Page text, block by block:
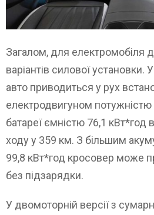
Загалом, для електромобіля
варіантів силової установки.
авто приводиться у рух
електродвигуном потужністю
батареї ємністю 76,1 кВт*год
ходу у 359 км. З більшим
99,8 кВт*год кросовер може
без підзарядки.
У двомоторній версії з